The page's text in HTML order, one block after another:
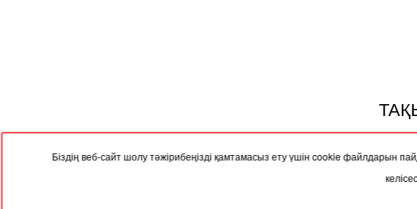
Біздің веб-сайт шолу тәжірибеңізді қамтамасыз ету үшін cookie файлдарын